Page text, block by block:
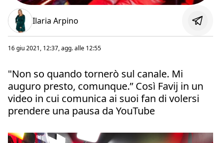
Ilaria Arpino
16 giu 2021, 12:37, agg. alle 12:55
"Non so quando tornerò sul canale. Mi
auguro presto, comunque.” Così Favij in un
video in cui comunica ai suoi fan di volersi
prendere una pausa da YouTube